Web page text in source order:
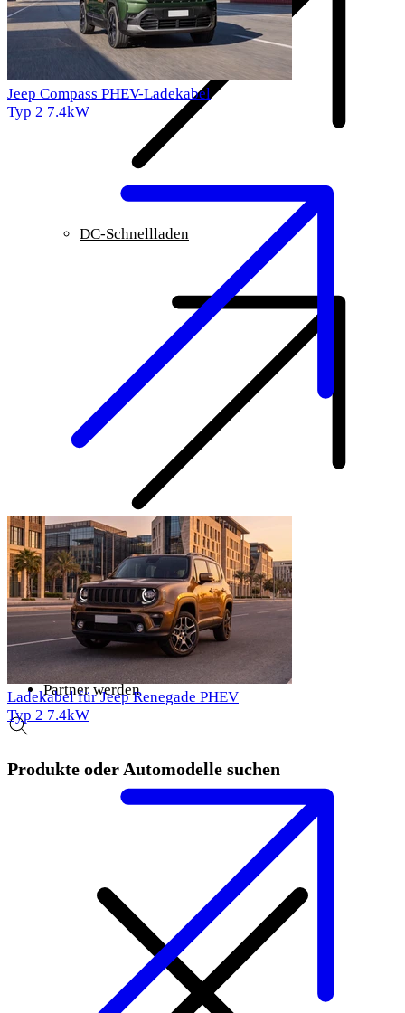
DC-Schnellladen
3 Jahre Garantie
100 Tage problemlose Rückgabe
Kostenloser Versand
News
Über Voldt®
Partner werden
Produkte oder Automodelle suchen
Jeep Compass PHEV-Ladekabel
Typ 2 7.4kW
Ladekabel für Jeep Renegade PHEV
Typ 2 7.4kW